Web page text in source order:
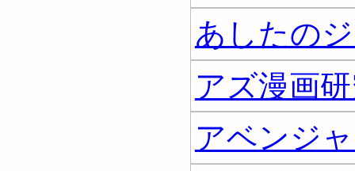
あしたの
アズ漫画
アベンジ